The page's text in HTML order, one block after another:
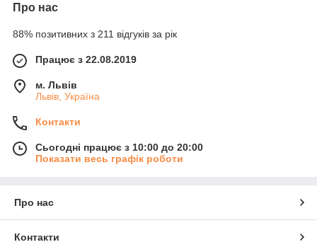
Про нас
88% позитивних з 211 відгуків за рік
Працює з 22.08.2019
м. Львів
Львів, Україна
Контакти
Сьогодні працює з 10:00 до 20:00
Показати весь графік роботи
Про нас
Контакти